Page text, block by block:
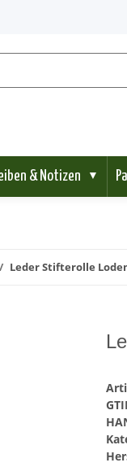
& Notizen ▼
Leder Stifterolle